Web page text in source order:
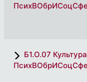
Б1.О.07